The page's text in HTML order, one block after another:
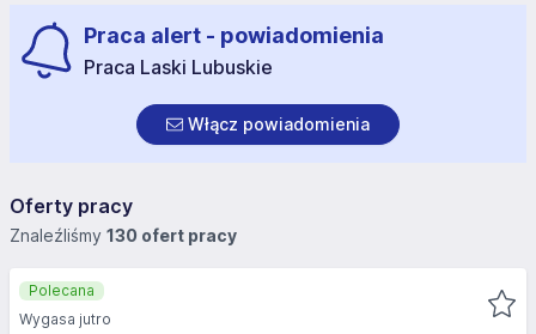
Praca alert - powiadomienia
Praca Laski Lubuskie
Włącz powiadomienia
Oferty pracy
Znaleźliśmy 130 ofert pracy
Polecana
Wygasa jutro